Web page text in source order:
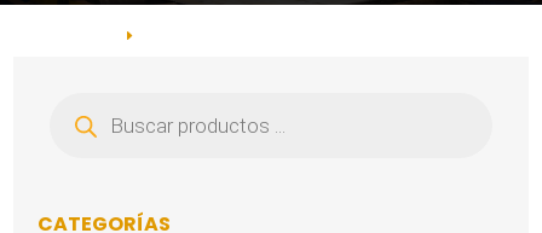
E
productos
CATEGORÍAS